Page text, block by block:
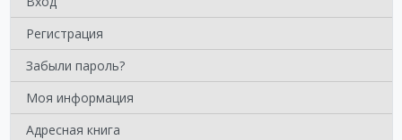
Регистрация
Забыли пароль?
Моя информация
Адресная книга